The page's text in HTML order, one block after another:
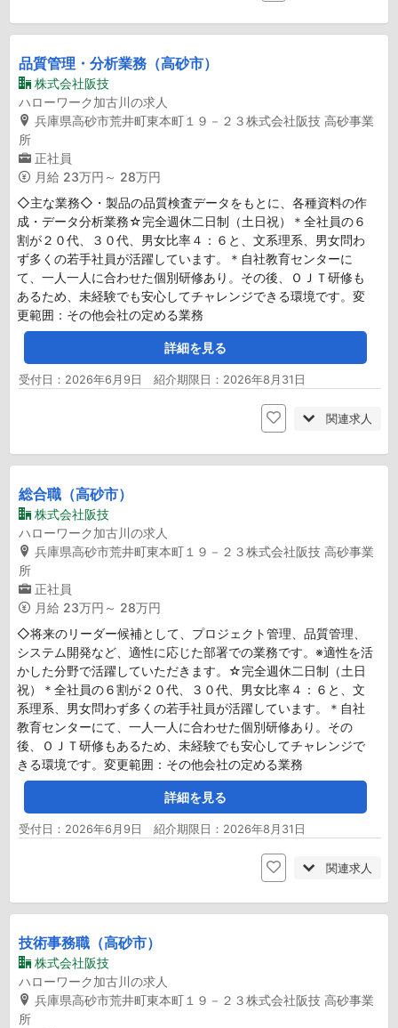
品質管理・分析業務（高砂市）
株式会社阪技
ハローワーク加古川の求人
兵庫県高砂市荒井町東本町１９－２３株式会社阪技 高砂事業
所
正社員
月給 23万円～ 28万円
◇主な業務◇・製品の品質検査データをもとに、各種資料の作
成・データ分析業務☆完全週休二日制（土日祝）＊全社員の６
割が２０代、３０代、男女比率４：６と、文系理系、男女問わ
ず多くの若手社員が活躍しています。＊自社教育センターに
て、一人一人に合わせた個別研修あり。その後、ＯＪＴ研修も
あるため、未経験でも安心してチャレンジできる環境です。変
更範囲：その他会社の定める業務
詳細を見る
受付日：2026年6月9日 紹介期限日：2026年8月31日
関連求人
総合職（高砂市）
株式会社阪技
ハローワーク加古川の求人
兵庫県高砂市荒井町東本町１９－２３株式会社阪技 高砂事業
所
正社員
月給 23万円～ 28万円
◇将来のリーダー候補として、プロジェクト管理、品質管理、
システム開発など、適性に応じた部署での業務です。※適性を活
かした分野で活躍していただきます。☆完全週休二日制（土日
祝）＊全社員の６割が２０代、３０代、男女比率４：６と、文
系理系、男女問わず多くの若手社員が活躍しています。＊自社
教育センターにて、一人一人に合わせた個別研修あり。その
後、ＯＪＴ研修もあるため、未経験でも安心してチャレンジで
きる環境です。変更範囲：その他会社の定める業務
詳細を見る
受付日：2026年6月9日 紹介期限日：2026年8月31日
関連求人
技術事務職（高砂市）
株式会社阪技
ハローワーク加古川の求人
兵庫県高砂市荒井町東本町１９－２３株式会社阪技 高砂事業
所